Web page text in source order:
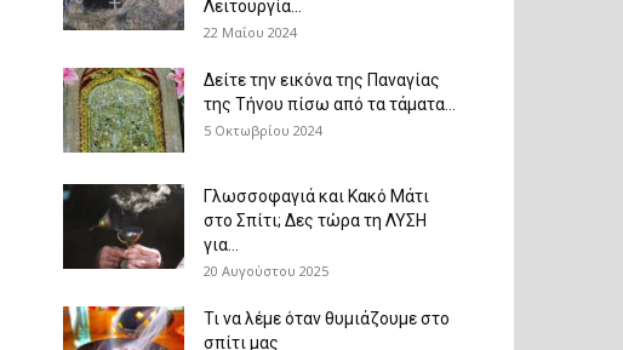
Λειτουργία...
22 Μαΐου 2024
Δείτε την εικόνα της Παναγίας
της Τήνου πίσω από τα τάματα...
5 Οκτωβρίου 2024
Γλωσσοφαγιά και Κακό Μάτι
στο Σπίτι; Δες τώρα τη ΛΥΣΗ
για...
20 Αυγούστου 2025
Τι να λέμε όταν θυμιάζουμε στο
σπίτι μας